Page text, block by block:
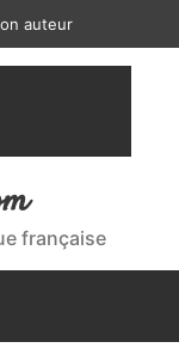
auteur
française